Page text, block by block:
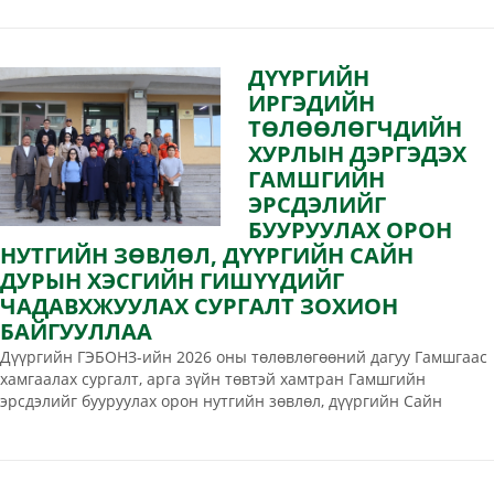
хэлтэстэй хамтран хүний эрүүл мэндийн халдашгүй
байдлын эсрэг гэмт хэрэг, зөрчлөөс урьдчилан сэргийлэх
чиглэлээр “Хүчирхийлэлд үгүй, Хүндлэлд тийм” нээлттэй
хаалганы өдөрлөгийг зохион байгууллаа.
ДҮҮРГИЙН
ИРГЭДИЙН
ТӨЛӨӨЛӨГЧДИЙН
ХУРЛЫН ДЭРГЭДЭХ
ГАМШГИЙН
ЭРСДЭЛИЙГ
БУУРУУЛАХ ОРОН
НУТГИЙН ЗӨВЛӨЛ, ДҮҮРГИЙН САЙН
ДУРЫН ХЭСГИЙН ГИШҮҮДИЙГ
ЧАДАВХЖУУЛАХ СУРГАЛТ ЗОХИОН
БАЙГУУЛЛАА
Дүүргийн ГЭБОНЗ-ийн 2026 оны төлөвлөгөөний дагуу Гамшгаас
хамгаалах сургалт, арга зүйн төвтэй хамтран Гамшгийн
эрсдэлийг бууруулах орон нутгийн зөвлөл, дүүргийн Сайн